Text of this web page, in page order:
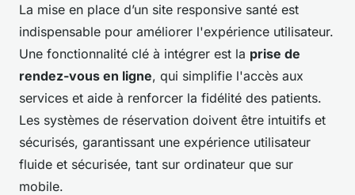
La mise en place d’un site responsive santé est
indispensable pour améliorer l'expérience utilisateur.
Une fonctionnalité clé à intégrer est la prise de
rendez-vous en ligne, qui simplifie l'accès aux
services et aide à renforcer la fidélité des patients.
Les systèmes de réservation doivent être intuitifs et
sécurisés, garantissant une expérience utilisateur
fluide et sécurisée, tant sur ordinateur que sur
mobile.